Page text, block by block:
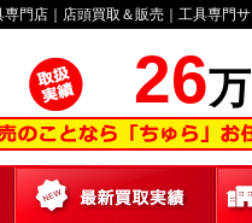
門店｜店頭買取＆販売｜工具専門サ
26万